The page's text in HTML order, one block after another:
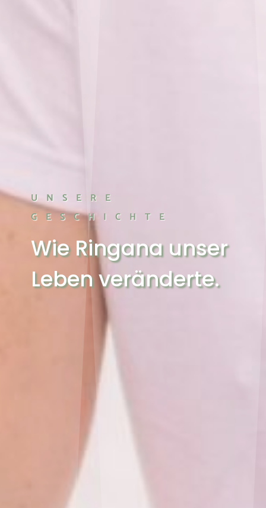
UNSERE
GESCHICHTE
Wie Ringana unser
Leben veränderte.